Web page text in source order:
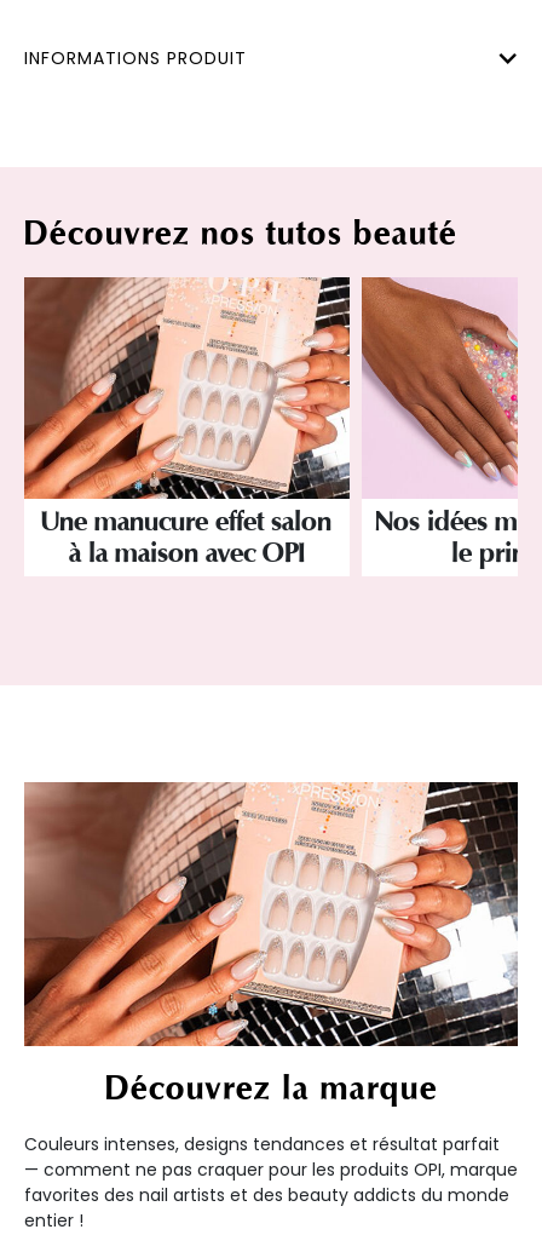
INFORMATIONS PRODUIT
Découvrez nos tutos beauté
Une manucure effet salon
à la maison avec OPI
Nos idées
le
Découvrez la marque
Couleurs intenses, designs tendances et résultat parfait
— comment ne pas craquer pour les produits OPI, marque
favorites des nail artists et des beauty addicts du monde
entier !